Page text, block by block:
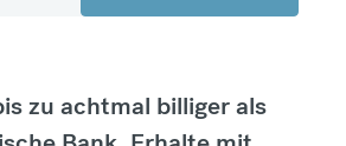
zu achtmal billiger als